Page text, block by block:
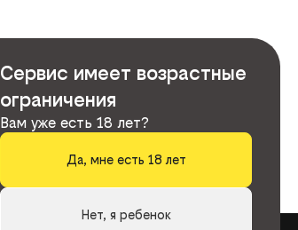
Сервис имеет возрастные
ограничения
Вам уже есть 18 лет?
Да, мне есть 18 лет
Нет, я ребенок